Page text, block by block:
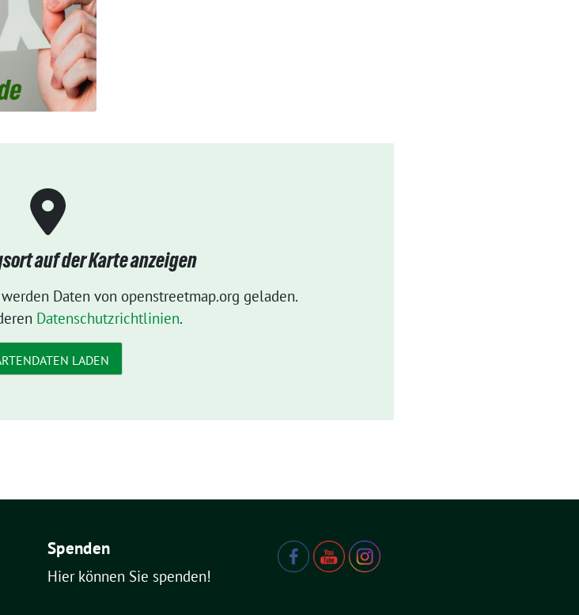
auf der Karte anzeigen
Daten von openstreetmap.org geladen.
Datenschutzrichtlinien.
LADEN
Spenden
Hier können Sie spenden!